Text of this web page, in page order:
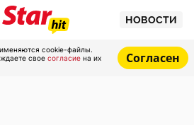
НОВОСТИ
cookie-файлы.
свое согласие на их
Согласен